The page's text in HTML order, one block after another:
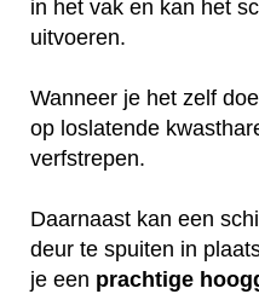
in het vak en kan het
uitvoeren.
Wanneer je het zelf
op loslatende
verfstrepen.
Daarnaast kan een
deur te spuiten in
je een prachtige